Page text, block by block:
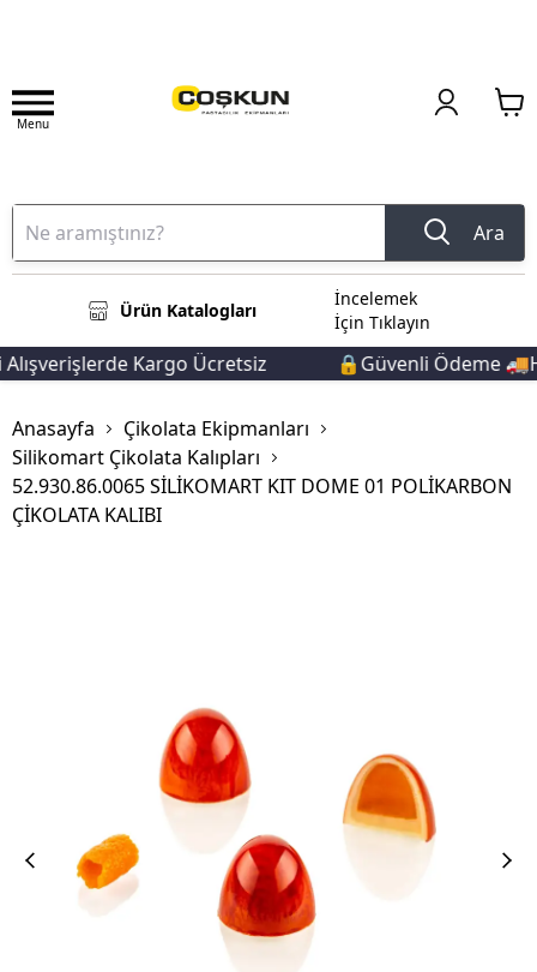
Menu
Ara
Ürün Katalogları
İncelemek
İçin Tıklayın
Kargo Ücretsiz 🔒Güvenli Ödeme
Anasayfa
Çikolata Ekipmanları
Silikomart Çikolata Kalıpları
52.930.86.0065 SİLİKOMART KIT DOME 01 POLİKARBON
ÇİKOLATA KALIBI